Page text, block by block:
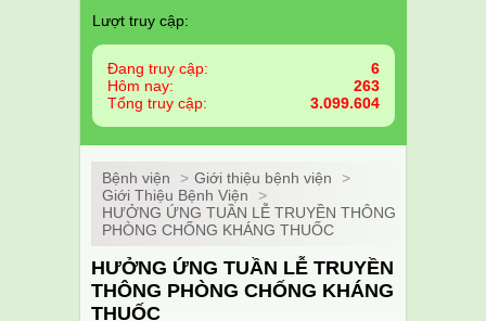
Lượt truy cập:
Đang truy cập:
6
Hôm nay:
263
Tổng truy cập:
3.099.604
Bệnh viện > Giới thiệu bệnh viện
>
Giới Thiệu Bệnh Viện
>
HƯỞNG ỨNG TUẦN LỄ TRUYỀN THÔNG
PHÒNG CHỐNG KHÁNG THUỐC
HƯỞNG ỨNG TUẦN LỄ TRUYỀN
THÔNG PHÒNG CHỐNG KHÁNG
THUỐC